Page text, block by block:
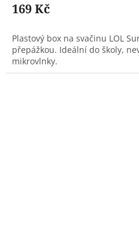
169 Kč
Plastový box na svačinu LOL
přepážkou. Ideální do školy,
mikrovlnky.